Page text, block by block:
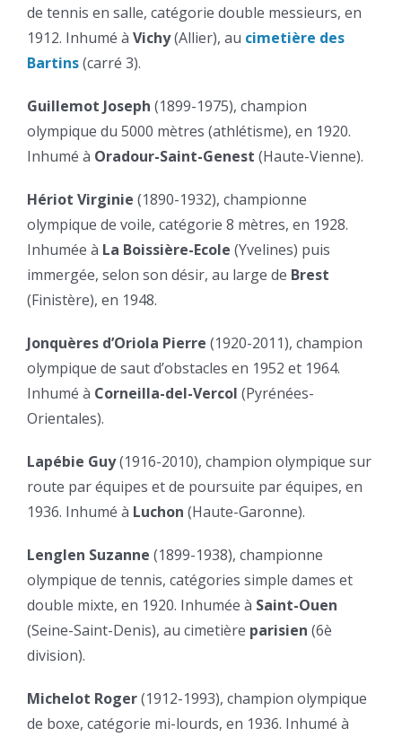
de tennis en salle, catégorie double messieurs, en
1912. Inhumé à Vichy(Allier), au cimetière des
Bartins(carré 3).
Guillemot Joseph (1899-1975), champion
olympique du 5000 mètres (athlétisme), en 1920.
Inhumé à Oradour-Saint-Genest (Haute-Vienne).
Hériot Virginie (1890-1932), championne
olympique de voile, catégorie 8 mètres, en 1928.
Inhumée à La Boissière-Ecole (Yvelines) puis
immergée, selon son désir, au large de Brest
(Finistère), en 1948.
Jonquères d’Oriola Pierre (1920-2011), champion
olympique de saut d’obstacles en 1952 et 1964.
Inhumé à Corneilla-del-Vercol (Pyrénées-
Orientales).
Lapébie Guy(1916-2010), champion olympique sur
route par équipes et de poursuite par équipes, en
1936. Inhumé à Luchon (Haute-Garonne).
Lenglen Suzanne (1899-1938), championne
olympique de tennis, catégories simple dames et
double mixte, en 1920. Inhumée à Saint-Ouen
(Seine-Saint-Denis), au cimetière parisien (6è
division).
Michelot Roger(1912-1993), champion olympique
de boxe, catégorie mi-lourds, en 1936. Inhumé à